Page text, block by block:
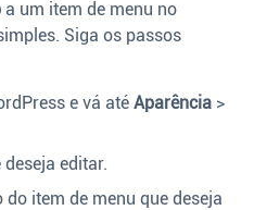
a um item de menu no
Siga os passos
e vá até Aparência >
deseja editar.
do item de menu que deseja